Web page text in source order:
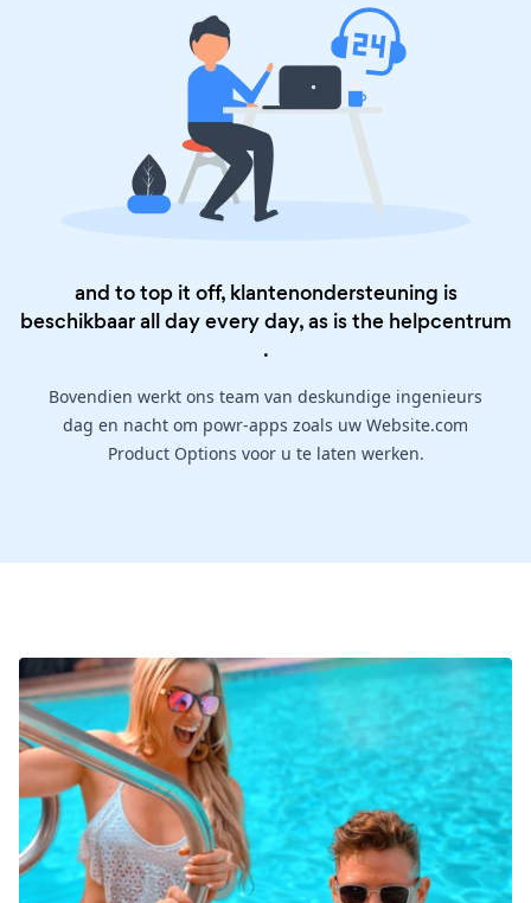
and to top it off, klantenondersteuning is
beschikbaar all day every day, as is the helpcentrum
.
Bovendien werkt ons team van deskundige ingenieurs
dag en nacht om powr-apps zoals uw Website.com
Product Options voor u te laten werken.